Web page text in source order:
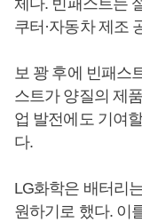
체다. 빈패스트는
쿠터·자동차 제조
보 꽝 후에 빈패스
스트가 양질의 제
업 발전에도 기여
다.
LG화학은 배터리
원하기로 했다. 이